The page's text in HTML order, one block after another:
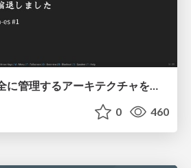
暗号通貨の鍵を安全に管理するアーキテクチャを作ってみようとしている話
0 460